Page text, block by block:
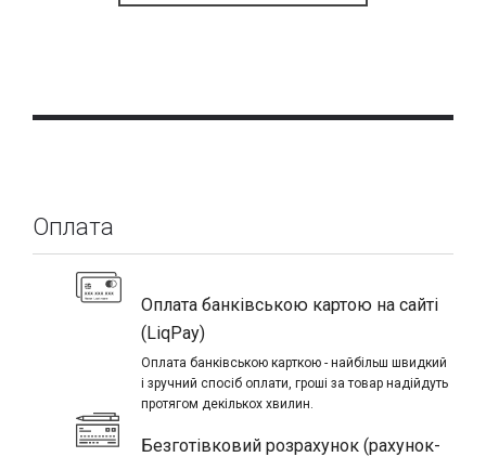
Оплата
Оплата банківською картою на сайті
(LiqPay)
Оплата банківською карткою - найбільш швидкий
і зручний спосіб оплати, гроші за товар надійдуть
протягом декількох хвилин.
Безготівковий розрахунок (рахунок-